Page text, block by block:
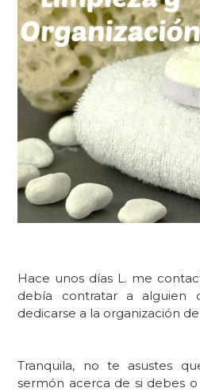
Hace unos días L. me
debía contratar a alguien
dedicarse a la organización
Tranquila, no te asustes
sermón acerca de si debes